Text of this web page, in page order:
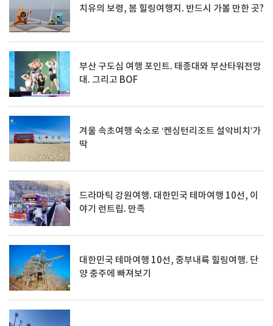
치유의 보령, 봄 힐링여행지. 반드시 가볼 만한 곳?
부산 구도심 여행 포인트. 태종대와 부산타워전망
대. 그리고 BOF
겨울 속초여행 숙소로 ‘켄싱턴리조트 설악비치’가
딱
드라마틱 강원여행. 대한민국 테마여행 10선, 이
야기 런트립. 만족
대한민국 테마여행 10선, 중부내륙 힐링여행. 단
양 충주에 빠져보기